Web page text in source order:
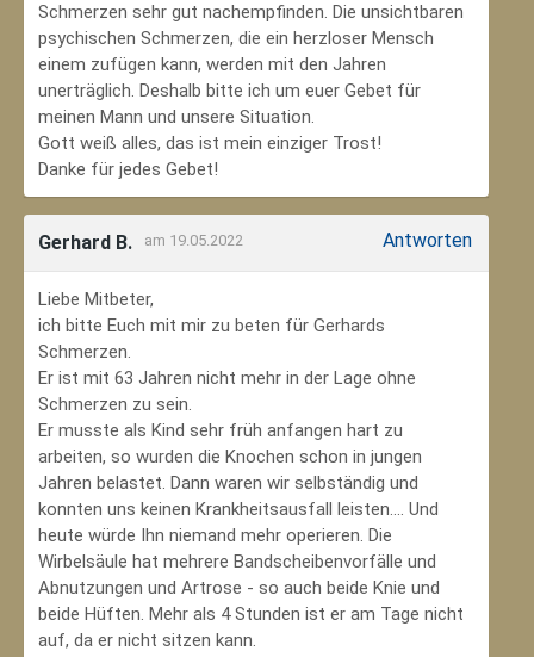
Schmerzen sehr gut nachempfinden. Die unsichtbaren
psychischen Schmerzen, die ein herzloser Mensch
einem zufügen kann, werden mit den Jahren
unerträglich. Deshalb bitte ich um euer Gebet für
meinen Mann und unsere Situation.
Gott weiß alles, das ist mein einziger Trost!
Danke für jedes Gebet!
Gerhard B. am 19.05.2022 Antworten
Liebe Mitbeter,
ich bitte Euch mit mir zu beten für Gerhards
Schmerzen.
Er ist mit 63 Jahren nicht mehr in der Lage ohne
Schmerzen zu sein.
Er musste als Kind sehr früh anfangen hart zu
arbeiten, so wurden die Knochen schon in jungen
Jahren belastet. Dann waren wir selbständig und
konnten uns keinen Krankheitsausfall leisten.... Und
heute würde Ihn niemand mehr operieren. Die
Wirbelsäule hat mehrere Bandscheibenvorfälle und
Abnutzungen und Artrose - so auch beide Knie und
beide Hüften. Mehr als 4 Stunden ist er am Tage nicht
auf, da er nicht sitzen kann.